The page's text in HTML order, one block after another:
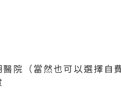
院（當然也可以選擇自